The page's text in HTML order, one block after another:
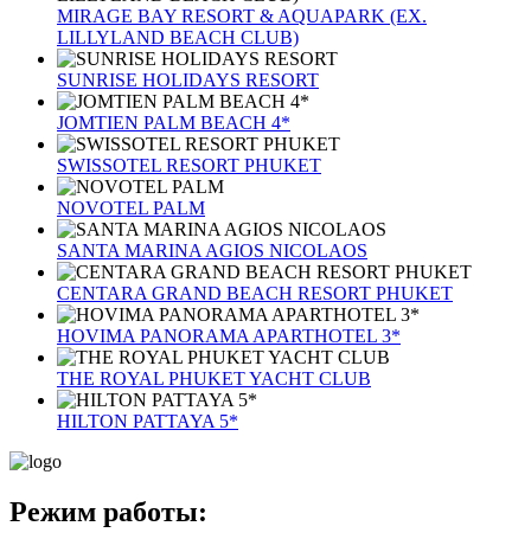
MIRAGE BAY RESORT & AQUAPARK (EX.
LILLYLAND BEACH CLUB)
SUNRISE HOLIDAYS RESORT
JOMTIEN PALM BEACH 4*
SWISSOTEL RESORT PHUKET
NOVOTEL PALM
SANTA MARINA AGIOS NICOLAOS
CENTARA GRAND BEACH RESORT PHUKET
HOVIMA PANORAMA APARTHOTEL 3*
THE ROYAL PHUKET YACHT CLUB
HILTON PATTAYA 5*
Режим работы: